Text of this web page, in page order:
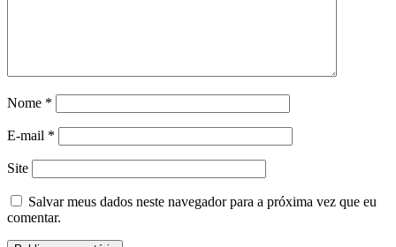
Nome *
E-mail *
Site
Salvar meus dados neste navegador para a próxima vez que eu
comentar.